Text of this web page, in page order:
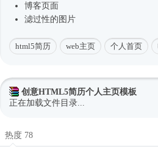
博客页面
滤过性的图片
html5简历 web主页 个人首页
创意HTML5简历个人主页模板
正在加载文件目录...
热度 78